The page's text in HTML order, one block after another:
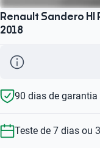
Renault Sandero HI
2018
90 dias de garantia
Teste de 7 dias ou